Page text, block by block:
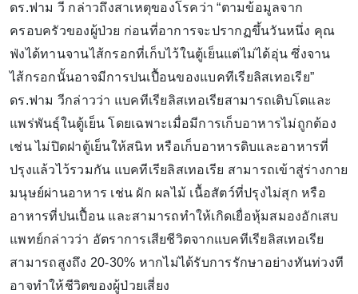
ดร.ฟาม วี กล่าวถึงสาเหตุของโรคว่า “ตามข้อมูลจาก
ครอบครัวของผู้ป่วย ก่อนที่อาการจะปรากฏขึ้นวันหนึ่ง คุณ
ฟ่งได้ทานจานไส้กรอกที่เก็บไว้ในตู้เย็นแต่ไม่ได้อุ่น ซึ่งจาน
ไส้กรอกนั้นอาจมีการปนเปื้อนของแบคทีเรียลิสเทอเรีย”
ดร.ฟาม วีกล่าวว่า แบคทีเรียลิสเทอเรียสามารถเติบโตและ
แพร่พันธุ์ในตู้เย็น โดยเฉพาะเมื่อมีการเก็บอาหารไม่ถูกต้อง
เช่น ไม่ปิดฝาตู้เย็นให้สนิท หรือเก็บอาหารดิบและอาหารที่
ปรุงแล้วไว้รวมกัน แบคทีเรียลิสเทอเรีย สามารถเข้าสู่ร่างกาย
มนุษย์ผ่านอาหาร เช่น ผัก ผลไม้ เนื้อสัตว์ที่ปรุงไม่สุก หรือ
อาหารที่ปนเปื้อน และสามารถทำให้เกิดเยื่อหุ้มสมองอักเสบ
แพทย์กล่าวว่า อัตราการเสียชีวิตจากแบคทีเรียลิสเทอเรีย
สามารถสูงถึง 20-30% หากไม่ได้รับการรักษาอย่างทันท่วงที
อาจทำให้ชีวิตของผู้ป่วยเสี่ยง